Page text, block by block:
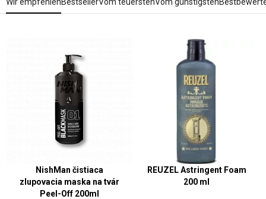
NishMan čistiaca
zlupovacia maska na tvár
Peel-Off 200ml
REUZEL Astringent Foam
200 ml